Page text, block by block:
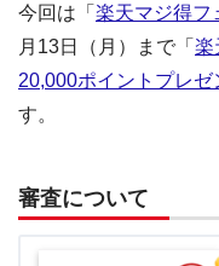
今回は「 楽天マジ得フ
月13日（月）まで「 楽
20,000ポイントプレゼ
す。
審査について